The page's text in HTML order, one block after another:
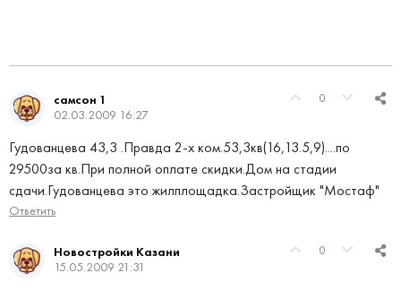
0
самсон 1
02.03.2009 16:27
Гудованцева 43,3 .Правда 2-х ком.53,3кв(16,13.5,9)....по
29500за кв.При полной оплате скидки.Дом на стадии
сдачи.Гудованцева это жилплощадка.Застройщик "Мостаф"
Ответить
0
Новостройки Казани
15.05.2009 21:31